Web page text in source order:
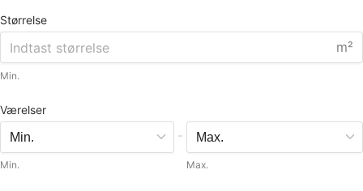
Størrelse
m²
Min.
Værelser
Min.
-
Max.